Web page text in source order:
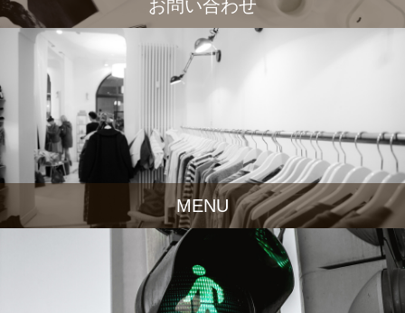
お問い合わせ
MENU